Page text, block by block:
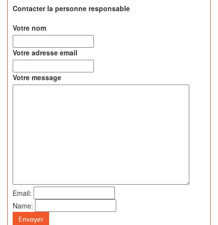
Contacter la personne responsable
Votre nom
Votre adresse email
Votre message
Email:
Name:
Envoyer